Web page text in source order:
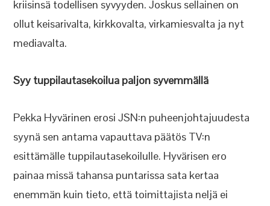
kriisinsä todellisen syvyyden. Joskus sellainen on
ollut keisarivalta, kirkkovalta, virkamiesvalta ja nyt
mediavalta.
Syy tuppilautasekoilua paljon syvemmällä
Pekka Hyvärinen erosi JSN:n puheenjohtajuudesta
syynä sen antama vapauttava päätös TV:n
esittämälle tuppilautasekoilulle. Hyvärisen ero
painaa missä tahansa puntarissa sata kertaa
enemmän kuin tieto, että toimittajista neljä ei